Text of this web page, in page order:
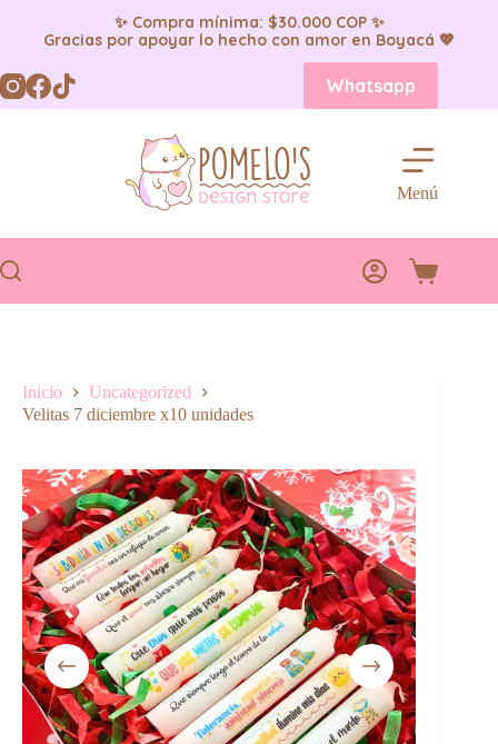
✨ Compra mínima: $30.000 COP ✨
Gracias por apoyar lo hecho con amor en Boyacá 💖
Saltar
al
contenido
Whatsapp
Menú
Carro
Inicio
Uncategorized
Velitas 7 diciembre x10 unidades